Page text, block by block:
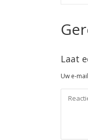
Laat
Uw e-